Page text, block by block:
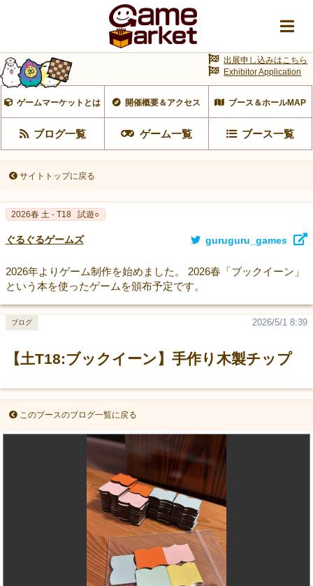
ゲームマーケットとは 開催概要＆アクセス ブース＆ホールMAP
ブログ一覧 ゲーム一覧 ブース一覧
出展申し込みはこちら
Exhibitor Application
サイトトップに戻る
2026春 土 - T18 試遊○
ぐるぐるゲームズ guruguru_games
2026年よりゲーム制作を始めました。 2026春「ブックイーン」
という本を使ったゲームを頒布予定です。
【土T18:ブックイーン】手作り木製チップ
2026/5/1 8:39
ブログ
このブースのブログ一覧に戻る